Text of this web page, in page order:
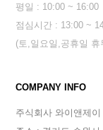
평일 : 10:00 ~ 16:00
점심시간 : 13:00 ~
(토,일요일,공휴일 휴
COMPANY INFO
주식회사 와이앤제이